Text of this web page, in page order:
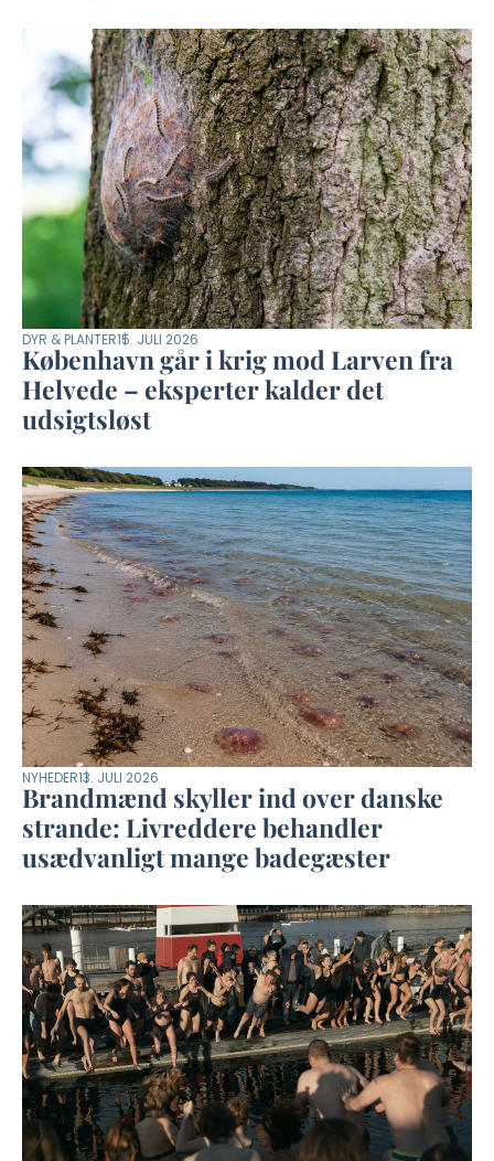
DYR & PLANTER15. JULI 2026
København går i krig mod Larven fra
Helvede – eksperter kalder det
udsigtsløst
NYHEDER13. JULI 2026
Brandmænd skyller ind over danske
strande: Livreddere behandler
usædvanligt mange badegæster